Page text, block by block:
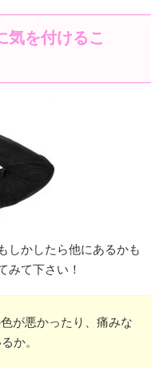
気を付けるこ
しかしたら他にあるかも
みて下さい！
が悪かったり、痛みな
か。